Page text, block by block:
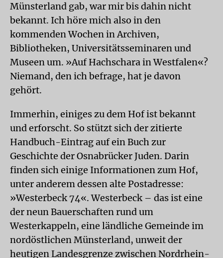
Münsterland gab, war mir bis dahin nicht
bekannt. Ich höre mich also in den
kommenden Wochen in Archiven,
Bibliotheken, Universitätsseminaren und
Museen um. »Auf Hachschara in Westfalen«?
Niemand, den ich befrage, hat je davon
gehört.
Immerhin, einiges zu dem Hof ist bekannt
und erforscht. So stützt sich der zitierte
Handbuch-Eintrag auf ein Buch zur
Geschichte der Osnabrücker Juden. Darin
finden sich einige Informationen zum Hof,
unter anderem dessen alte Postadresse:
»Westerbeck 74«. Westerbeck – das ist eine
der neun Bauerschaften rund um
Westerkappeln, eine ländliche Gemeinde im
nordöstlichen Münsterland, unweit der
heutigen Landesgrenze zwischen Nordrhein-